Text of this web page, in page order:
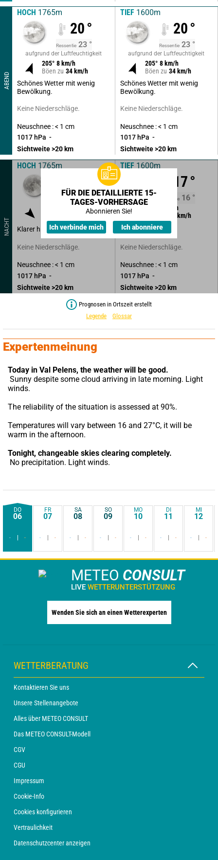
ABEND
HOCH 1765m
20 °
Ressentie 23 °
aufgrund der Luftfeuchtigkeit
205° 8km/h
Böen zu 34km/h
Schönes Wetter mit wenig
Bewölkung.
Keine Niederschläge.
Neuschnee : < 1 cm
1017 hPa
Sichtweite>20 km
TIEF1600m
20 °
Ressentie 23 °
aufgrund der Luftfeuchtigkeit
205° 8 km/h
Böen zu 34 km/h
Schönes Wetter mit wenig
Bewölkung.
Keine Niederschläge.
Neuschnee : < 1 cm
1017 hPa
Sichtweite >20 km
NACHT
HOCH 1765m
Ressentie 16 °
km/h
Klarer himmel.
Keine Niederschläge.
Neuschnee : < 1 cm
1017hPa
Sichtweite>20km
TIEF1600m
17 °
Ressentie 16 °
km/h
km/h
Klarer himmel.
Keine Niederschläge.
Neuschnee : < 1 cm
1017 hPa
Sichtweite >20 km
FÜR DIE DETAILLIERTE 15-
TAGES-VORHERSAGE
Abonnieren Sie!
Ich verbinde mich Ich abonniere
Prognosen in Ortszeit erstellt
Legende
Glossar
Expertenmeinung
Today in Val Pelens, the weather will be good.
winds.
The reliability of the situation is assessed at 90%.
Temperatures will vary between 16 and 27°C, it will be
warm in the afternoon.
Tonight, changeable skies clearing completely.
No precipitation. Light winds.
DO
06
- -
FR
07
- -
SA
08
- -
SO
09
- -
MO
10
- -
DI
11
- -
MI
12
- -
METEO CONSULT
LIVE WETTERUNTERSTÜTZUNG
Wenden Sie sich an einen Wetterexperten
WETTERBERATUNG
Kontaktieren Sie uns
Unsere Stellenangebote
Alles über METEO CONSULT
Das METEO CONSULT-Modell
CGV
CGU
Impressum
Cookie-Info
Cookies konfigurieren
Vertraulichkeit
Datenschutzcenter anzeigen